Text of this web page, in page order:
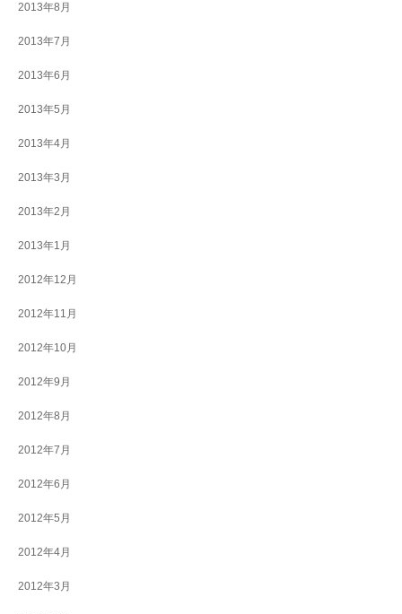
2013年8月
2013年7月
2013年6月
2013年5月
2013年4月
2013年3月
2013年2月
2013年1月
2012年12月
2012年11月
2012年10月
2012年9月
2012年8月
2012年7月
2012年6月
2012年5月
2012年4月
2012年3月